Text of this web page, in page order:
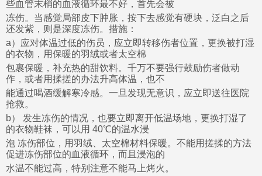
些血管末梢的血液循环最不好，首先会被
冻伤。当感觉局部皮下肿胀，按下去感觉有硬块，泛白之后
还发紫，则是深度冻伤。措施：
a）应对体温过低的伤员，应立即转移伤者位置，更换被打湿
的衣物，用保暖的羽绒或者太空棉
包裹保暖，补充热的甜饮料。千万不要强行鼓励伤者做动
作，或者用揉搓的办法升高体温，也不
能通过喝酒缓解寒冷感。一旦发现无意识，应立即送往医院
抢救。
b） 发生冻伤的情况，也要立即离开低温场地，更换打湿了
的衣物鞋袜，可以用 40℃的温水浸
泡 冻伤部位，用羽绒、太空棉材料保暖。不能用搓揉的方法
促进冻伤部位的血液循环，而且浸泡的
水温不能过高，特别注意不能马上烤火。